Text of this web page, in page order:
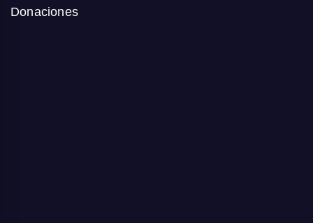
Donaciones